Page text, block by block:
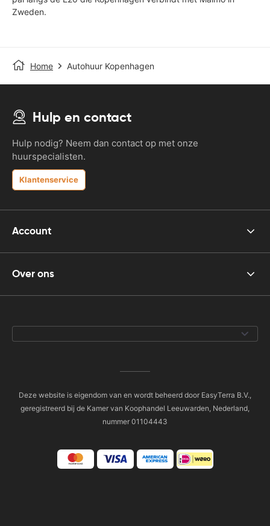
Zweden.
Home Autohuur Kopenhagen
Hulp en contact
Hulp nodig? Neem dan contact op met onze
huurspecialisten.
Klantenservice
Account
Over ons
Deze website is eigendom van en wordt beheerd door EasyTerra B.V.,
geregistreerd bij de Kamer van Koophandel Leeuwarden, Nederland,
nummer 01104443